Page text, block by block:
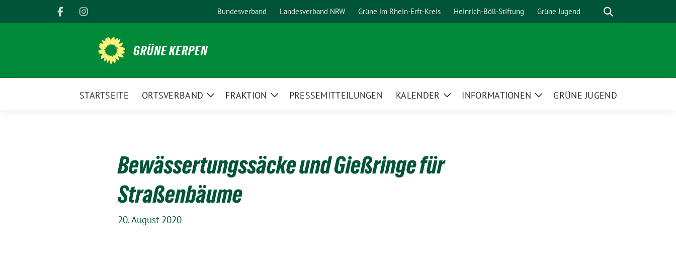
zum
Bundesverband Landesverband NRW Grüne im Rhein-Erft-Kreis Heinrich-Böll-Stiftung Grüne Jugend Suche
GRÜNE KERPEN
STARTSEITE ORTSVERBAND
ZeigeFRAKTION
ZeigePRESSEMITTEILUNGEN KALENDER
ZeigeINFORMATIONEN
ZeigeGRÜNE JUGEND
Bewässertungssäcke und Gießringe für
Straßenbäume
20. August 2020